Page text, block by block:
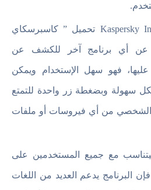
يغنيك Kaspersky Internet Security تحميل ” كاسبرسكاي
عن أي برنامج آخر للكشف عن
عليها، فهو سهل الإستخدام ويمكن
بكل سهولة وبضغطة زر واحدة للتمتع
الشخصي من أي فيروسات أو ملفات
مع جميع المستخدمين على
البرنامج يدعم العديد من اللغات